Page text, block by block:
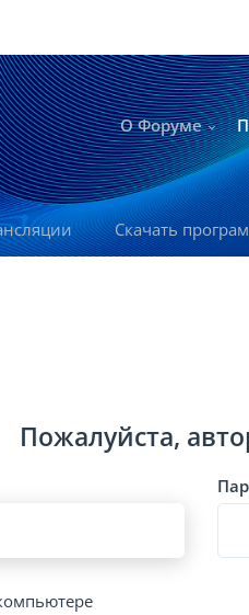
О Форуме
Скачать
Пожалуйста,